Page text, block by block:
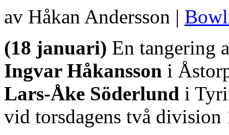
av Håkan Andersson |
(18 januari) En tangering
Ingvar Håkansson i
Lars-Åke Söderlund i
vid torsdagens två division